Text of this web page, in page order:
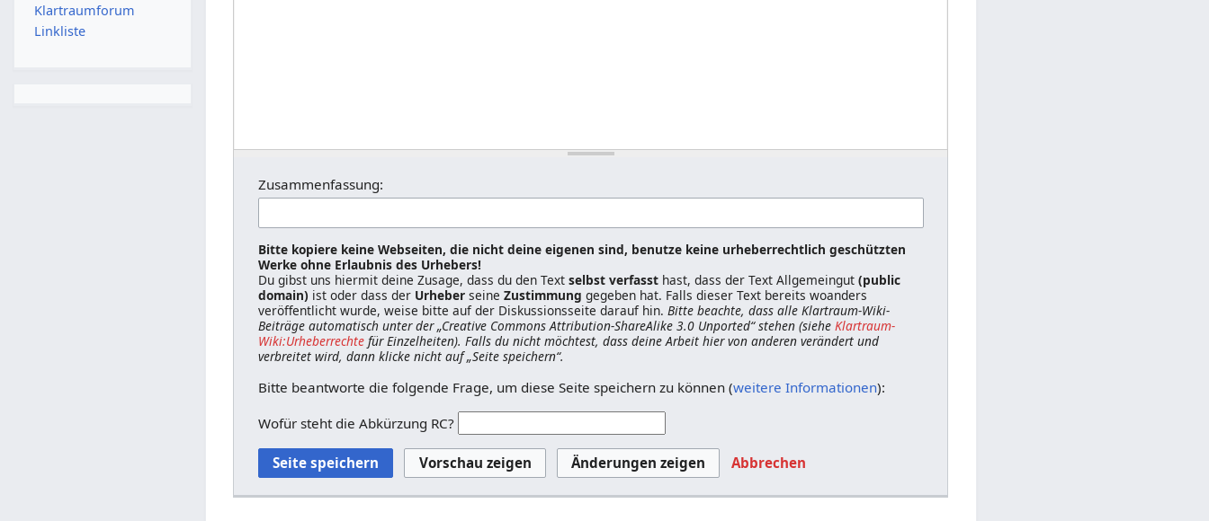
Zusammenfassung:
Bitte kopiere keine Webseiten, die nicht deine eigenen sind, benutze keine urheberrechtlich geschützten
Werke ohne Erlaubnis des Urhebers!
Du gibst uns hiermit deine Zusage, dass du den Text selbst verfassthast, dass der Text Allgemeingut (public
domain) ist oder dass der Urheberseine Zustimmung gegeben hat. Falls dieser Text bereits woanders
veröffentlicht wurde, weise bitte auf der Diskussionsseite darauf hin. Bitte beachte, dass alle Klartraum-Wiki-
Beiträge automatisch unter der „Creative Commons Attribution-ShareAlike 3.0 Unported“ stehen (siehe Klartraum-
Wiki:Urheberrechtefür Einzelheiten). Falls du nicht möchtest, dass deine Arbeit hier von anderen verändert und
verbreitet wird, dann klicke nicht auf „Seite speichern“.
Bitte beantworte die folgende Frage, um diese Seite speichern zu können (weitere Informationen):
Wofür steht die Abkürzung RC?
Abbrechen
Klartraumforum
Linkliste